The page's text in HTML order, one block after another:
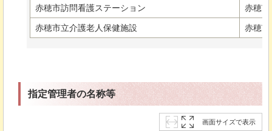
赤穂市訪問看護ステーション 赤穂
赤穂市立介護老人保健施設 赤穂
指定管理者の名称等
画面サイズで表示